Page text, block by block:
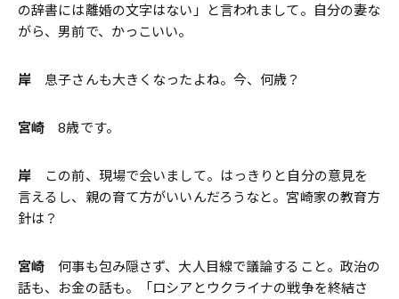
の辞書には離婚の文字はない」と言われまして。自分の妻な
がら、男前で、かっこいい。
岸 息子さんも大きくなったよね。今、何歳？
宮崎 8歳です。
岸 この前、現場で会いまして。はっきりと自分の意見を
言えるし、親の育て方がいいんだろうなと。宮崎家の教育方
針は？
宮崎 何事も包み隠さず、大人目線で議論すること。政治の
話も、お金の話も。「ロシアとウクライナの戦争を終結さ